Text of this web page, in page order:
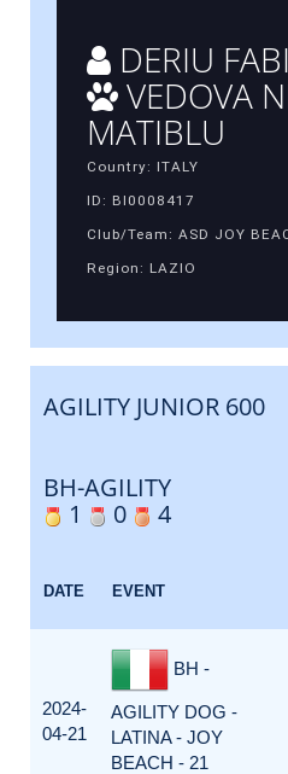
DERIU
VEDOVA
MATIBLU
Country: ITALY
ID: BI0008417
Club/Team: ASD JOY
Region: LAZIO
AGILITY JUNIOR 600
BH-AGILITY
1
0 4
DATE EVENT
2024-
04-21
BH -
AGILITY DOG -
LATINA - JOY
BEACH - 21